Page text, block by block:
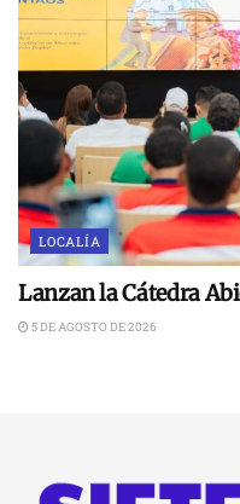
LOCALÍA
Lanzan la Cátedra
5 DE AGOSTO DE 2026